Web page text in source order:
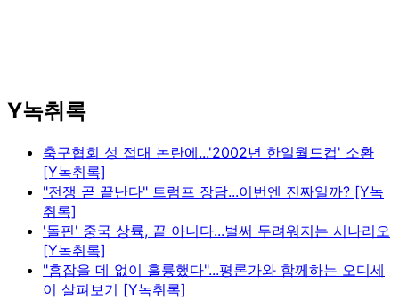
Y녹취록
축구협회 성 접대 논란에...'2002년 한일월드컵' 소환
[Y녹취록]
"전쟁 곧 끝난다" 트럼프 장담...이번엔 진짜일까? [Y녹
취록]
'돌핀' 중국 상륙, 끝 아니다...벌써 두려워지는 시나리오
[Y녹취록]
"흠잡을 데 없이 훌륭했다"...평론가와 함께하는 오디세
이 살펴보기 [Y녹취록]